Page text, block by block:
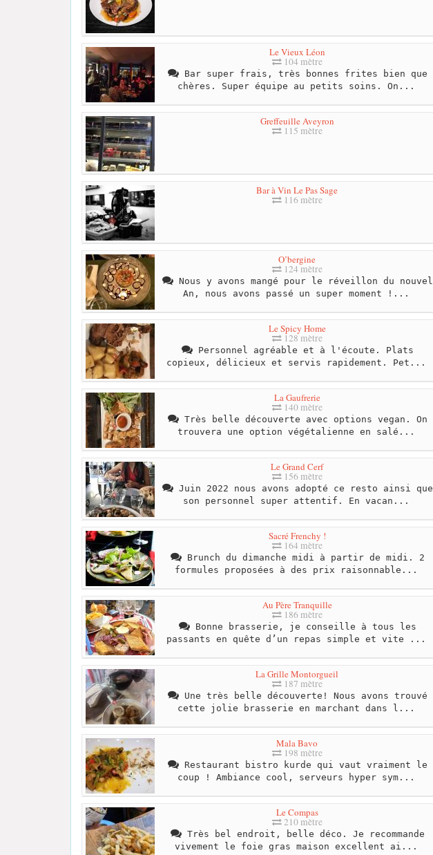
Le Vieux Léon
104 mètre
Bar super frais, très bonnes frites bien que
chères. Super équipe au petits soins. On...
Greffeuille Aveyron
115 mètre
Bar à Vin Le Pas Sage
116 mètre
O’bergine
124 mètre
Nous y avons mangé pour le réveillon du nouvel
An, nous avons passé un super moment !...
Le Spicy Home
128 mètre
Personnel agréable et à l'écoute. Plats
copieux, délicieux et servis rapidement. Pet...
La Gaufrerie
140 mètre
Très belle découverte avec options vegan. On
trouvera une option végétalienne en salé...
Le Grand Cerf
156 mètre
Juin 2022 nous avons adopté ce resto ainsi que
son personnel super attentif. En vacan...
Sacré Frenchy !
164 mètre
Brunch du dimanche midi à partir de midi. 2
formules proposées à des prix raisonnable...
Au Père Tranquille
186 mètre
Bonne brasserie, je conseille à tous les
passants en quête d’un repas simple et vite ...
La Grille Montorgueil
187 mètre
Une très belle découverte! Nous avons trouvé
cette jolie brasserie en marchant dans l...
Mala Bavo
198 mètre
Restaurant bistro kurde qui vaut vraiment le
coup ! Ambiance cool, serveurs hyper sym...
Le Compas
210 mètre
Très bel endroit, belle déco. Je recommande
vivement le foie gras maison excellent ai...